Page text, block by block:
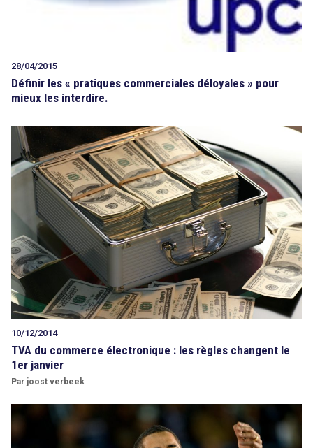
28/04/2015
Définir les « pratiques commerciales déloyales » pour
mieux les interdire.
10/12/2014
TVA du commerce électronique : les règles changent le
1er janvier
Par joost verbeek